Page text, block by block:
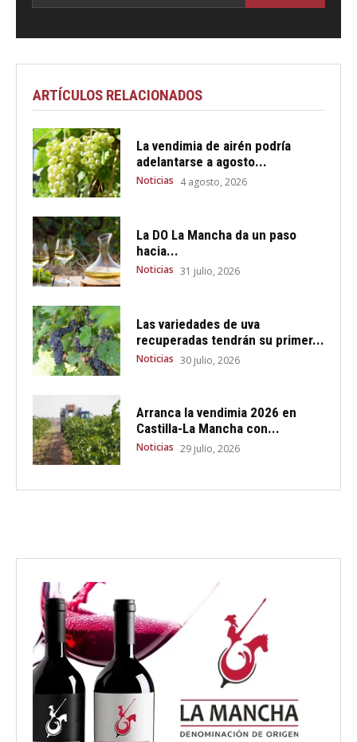
ARTÍCULOS RELACIONADOS
La vendimia de airén podría
adelantarse a agosto...
Noticias 4 agosto, 2026
La DO La Mancha da un paso
hacia...
Noticias 31 julio, 2026
Las variedades de uva
recuperadas tendrán su primer...
Noticias 30 julio, 2026
Arranca la vendimia 2026 en
Castilla-La Mancha con...
Noticias 29 julio, 2026